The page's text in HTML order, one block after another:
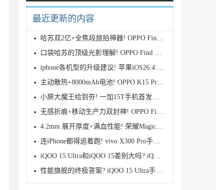
最近更新的内容
哈苏双2亿+全焦段旅拍神器! OPPO Find X9s Pro首发全
口袋哈苏的顶级光影理解! OPPO Find X9 Ultra首发评测
iphone各机型的升级建议! 苹果iOS26.4.1正式版续航测
主动散热+8000mAh电池! OPPO K15 Pro首发评测
小屏大魔王给到夯! 一加15T手机首发测评
无感折痕+移动生产力双封神! OPPO Find N6首发测评
4.2mm 展开厚度+满血性能! 荣耀Magic V6首发测评
连iPhone都得追着跑! vivo X300 Pro手机首发评测
iQOO 15 Ultra和iQOO 15差别大吗? iQOO 15/Ultra区别
性能旗舰的终极答案? iQOO 15 Ultra手机全面评测